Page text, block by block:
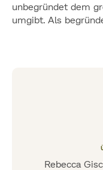
unbegründet dem
umgibt. Als
Rebecca